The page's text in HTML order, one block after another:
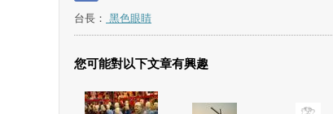
台長： 黑色眼睛
您可能對以下文章有興趣